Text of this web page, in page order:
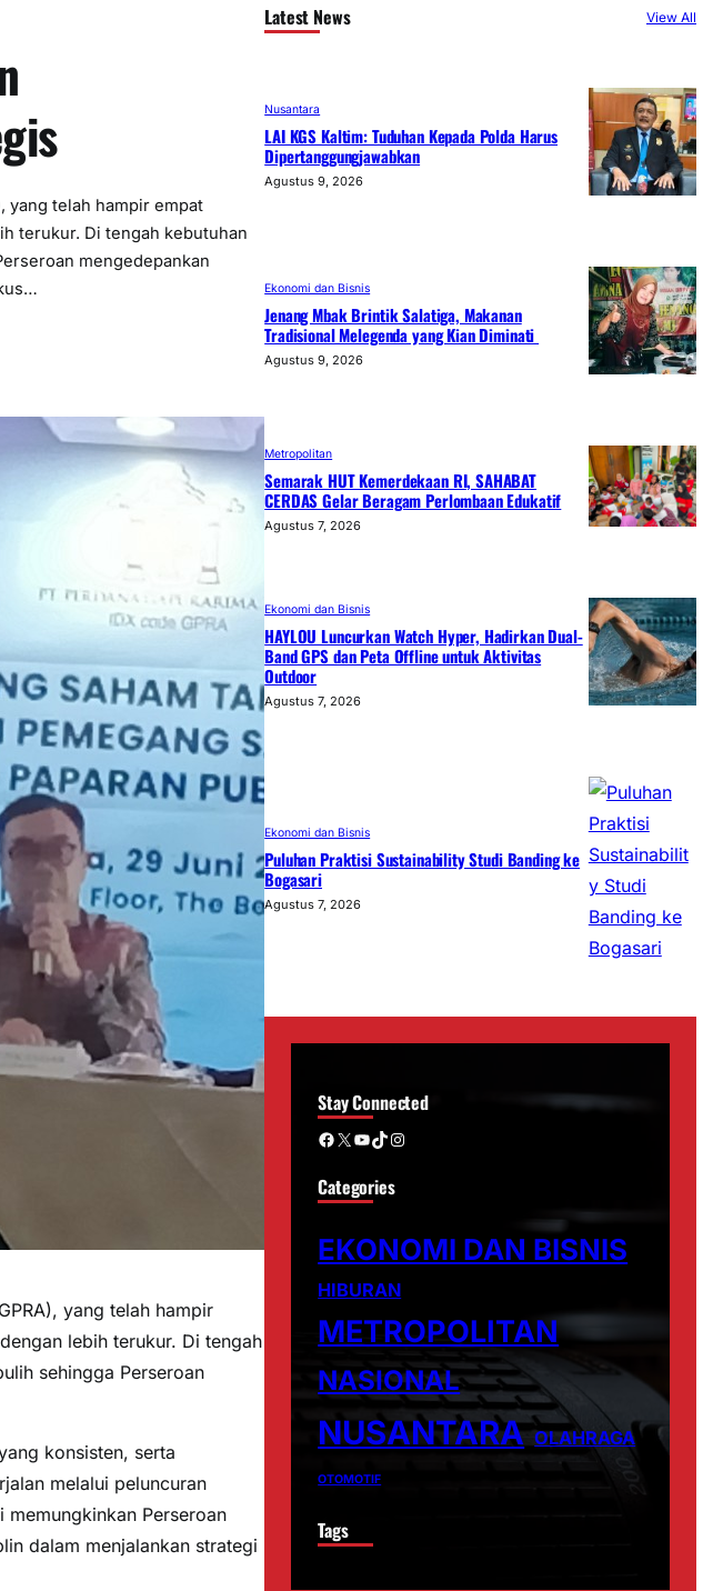
yang telah hampir empat
terukur. Di tengah kebutuhan
mengedepankan
yang telah hampir
lebih terukur. Di tengah
sehingga Perseroan
konsisten, serta
melalui peluncuran
Perseroan
dalam menjalankan strategi
Latest News View All
Nusantara
LAI KGS Kaltim: Tuduhan Kepada Polda Harus
Dipertanggungjawabkan
Agustus 9, 2026
Ekonomi dan Bisnis
Jenang Mbak Brintik Salatiga, Makanan
Tradisional Melegenda yang Kian Diminati
Agustus 9, 2026
Metropolitan
Semarak HUT Kemerdekaan RI, SAHABAT
CERDAS Gelar Beragam Perlombaan Edukatif
Agustus 7, 2026
Ekonomi dan Bisnis
HAYLOU Luncurkan Watch Hyper, Hadirkan Dual-
Band GPS dan Peta Offline untuk Aktivitas
Outdoor
Agustus 7, 2026
Ekonomi dan Bisnis
Puluhan Praktisi Sustainability Studi Banding ke
Bogasari
Agustus 7, 2026
Stay Connected
Facebook X YouTube TikTok Instagram
Categories
EKONOMI DAN BISNIS
HIBURAN
METROPOLITAN
NASIONAL
NUSANTARA OLAHRAGA
OTOMOTIF
Tags